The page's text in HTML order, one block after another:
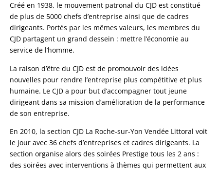
Créé en 1938, le mouvement patronal du CJD est constitué
de plus de 5000 chefs d’entreprise ainsi que de cadres
dirigeants. Portés par les mêmes valeurs, les membres du
CJD partagent un grand dessein : mettre l’économie au
service de l’homme.
La raison d’être du CJD est de promouvoir des idées
nouvelles pour rendre l’entreprise plus compétitive et plus
humaine. Le CJD a pour but d’accompagner tout jeune
dirigeant dans sa mission d’amélioration de la performance
de son entreprise.
En 2010, la section CJD La Roche-sur-Yon Vendée Littoral voit
le jour avec 36 chefs d’entreprises et cadres dirigeants. La
section organise alors des soirées Prestige tous les 2 ans :
des soirées avec interventions à thèmes qui permettent aux